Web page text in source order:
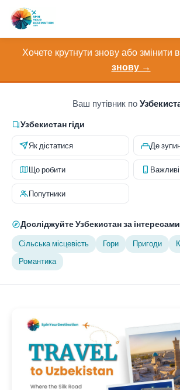
Напрямки
Як це працює
Про нас
Контакт
Хочете крутнути знову або змінити
знову →
Ваш путівник по
Узбекистан гіди
Як дістатися Де
Що робити
Попутники
Досліджуйте Узбекистан за інтересами
Сільська місцевість Гори Пригоди
Романтика